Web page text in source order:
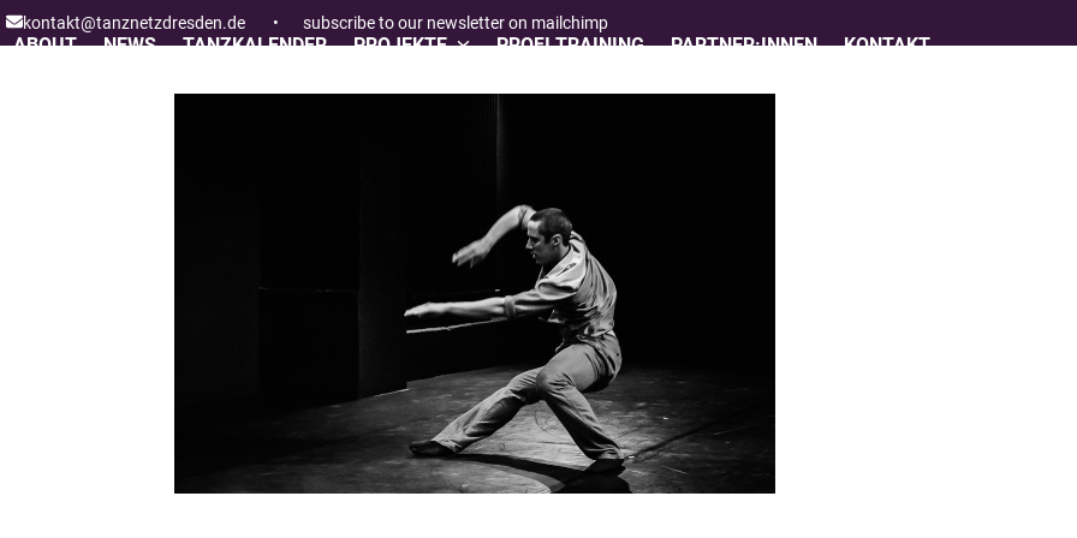
Skip
to
kontakt@tanznetzdresden.de • subscribe to our newsletter on mailchimp
ABOUT NEWS TANZKALENDER PROJEKTE PROFI TRAINING PARTNER:INNEN KONTAKT